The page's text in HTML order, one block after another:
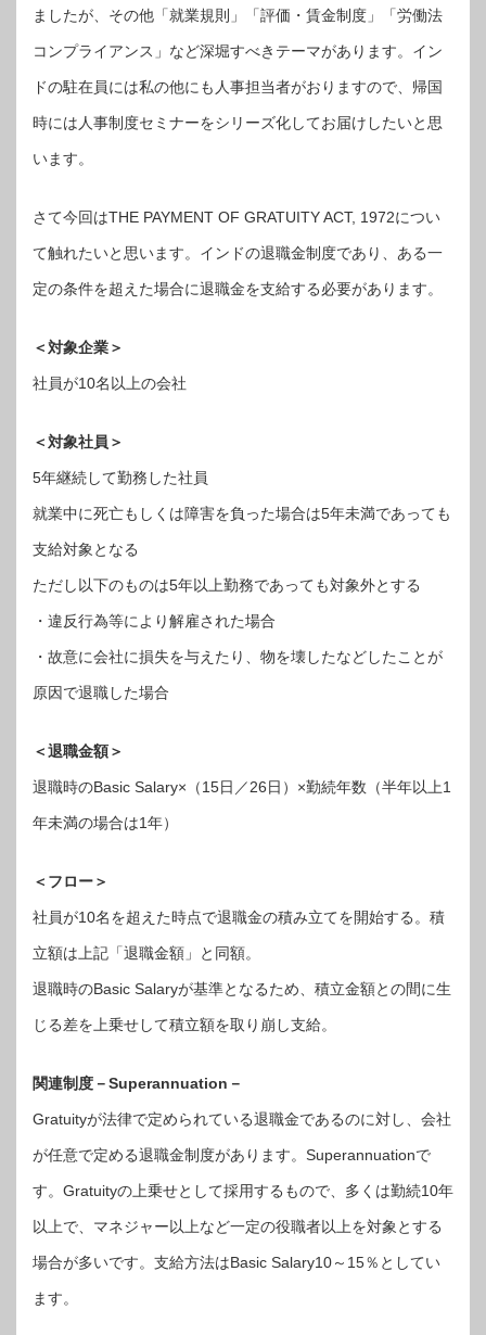
ましたが、その他「就業規則」「評価・賃金制度」「労働法
コンプライアンス」など深堀すべきテーマがあります。イン
ドの駐在員には私の他にも人事担当者がおりますので、帰国
時には人事制度セミナーをシリーズ化してお届けしたいと思
います。
さて今回はTHE PAYMENT OF GRATUITY ACT, 1972につい
て触れたいと思います。インドの退職金制度であり、ある一
定の条件を超えた場合に退職金を支給する必要があります。
＜対象企業＞
社員が10名以上の会社
＜対象社員＞
5年継続して勤務した社員
就業中に死亡もしくは障害を負った場合は5年未満であっても
支給対象となる
ただし以下のものは5年以上勤務であっても対象外とする
・違反行為等により解雇された場合
・故意に会社に損失を与えたり、物を壊したなどしたことが
原因で退職した場合
＜退職金額＞
退職時のBasic Salary×（15日／26日）×勤続年数（半年以上1
年未満の場合は1年）
＜フロー＞
社員が10名を超えた時点で退職金の積み立てを開始する。積
立額は上記「退職金額」と同額。
退職時のBasic Salaryが基準となるため、積立金額との間に生
じる差を上乗せして積立額を取り崩し支給。
関連制度－Superannuation－
Gratuityが法律で定められている退職金であるのに対し、会社
が任意で定める退職金制度があります。Superannuationで
す。Gratuityの上乗せとして採用するもので、多くは勤続10年
以上で、マネジャー以上など一定の役職者以上を対象とする
場合が多いです。支給方法はBasic Salary10～15％としてい
ます。